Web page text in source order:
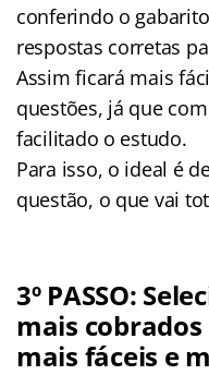
conferindo o
respostas corretas
Assim ficará mais
questões, já que
facilitado o estudo.
Para isso, o ideal é
questão, o que vai
3º PASSO:
mais
mais fáceis e